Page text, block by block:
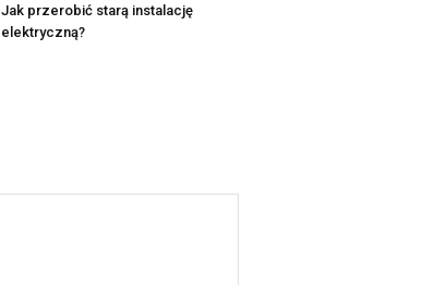
Jak przerobić starą instalację
elektryczną?